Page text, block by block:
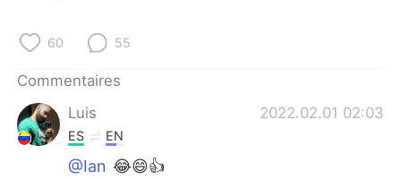
60 55
Commentaires
Luis
2022.02.01 02:03
ES EN
@Ian 😂😄👍